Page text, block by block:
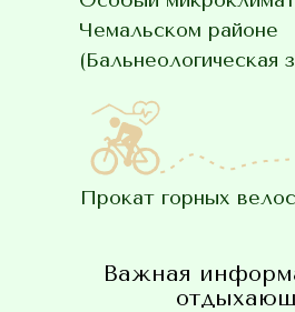
Прокат горных
Чемальском районе
(Бальнеологическая
Важная